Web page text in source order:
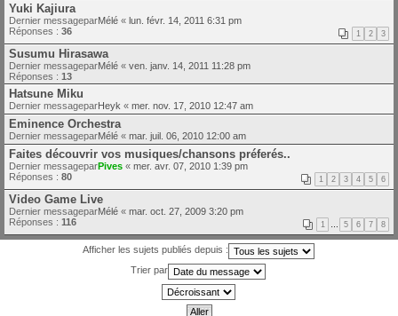
Yuki Kajiura
Dernier messageparMélé « lun. févr. 14, 2011 6:31 pm
Réponses : 36 1 2 3
Susumu Hirasawa
Dernier messageparMélé « ven. janv. 14, 2011 11:28 pm
Réponses : 13
Hatsune Miku
Dernier messageparHeyk « mer. nov. 17, 2010 12:47 am
Eminence Orchestra
Dernier messageparMélé « mar. juil. 06, 2010 12:00 am
Faites découvrir vos musiques/chansons préferés..
Dernier messageparPives « mer. avr. 07, 2010 1:39 pm
Réponses : 80 1 2 3 4 5 6
Video Game Live
Dernier messageparMélé « mar. oct. 27, 2009 3:20 pm
Réponses : 116 1 5 6 7 8
Afficher les sujets publiés depuis :
Trier par